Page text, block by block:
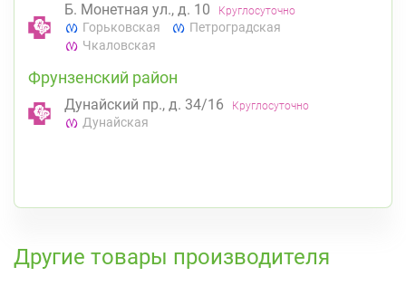
Б. Монетная ул., д. 10 Круглосуточно
Горьковская
Петроградская
Чкаловская
Фрунзенский район
Дунайский пр., д. 34/16 Круглосуточно
Дунайская
Другие товары производителя